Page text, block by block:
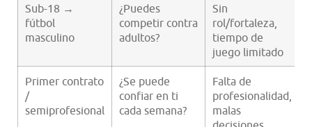
Sub-18 →
fútbol
masculino
¿Puedes
competir contra
adultos?
Sin
rol/fortaleza,
tiempo de
juego limitado
Primer contrato
/
semiprofesional
¿Se puede
confiar en ti
cada semana?
Falta de
profesionalidad,
malas